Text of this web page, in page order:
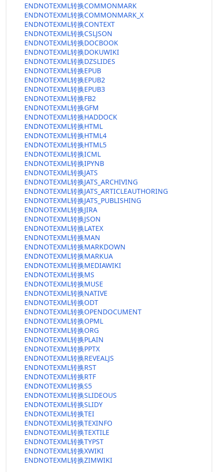
ENDNOTEXML转换COMMONMARK
ENDNOTEXML转换COMMONMARK_X
ENDNOTEXML转换CONTEXT
ENDNOTEXML转换CSLJSON
ENDNOTEXML转换DOCBOOK
ENDNOTEXML转换DOKUWIKI
ENDNOTEXML转换DZSLIDES
ENDNOTEXML转换EPUB
ENDNOTEXML转换EPUB2
ENDNOTEXML转换EPUB3
ENDNOTEXML转换FB2
ENDNOTEXML转换GFM
ENDNOTEXML转换HADDOCK
ENDNOTEXML转换HTML
ENDNOTEXML转换HTML4
ENDNOTEXML转换HTML5
ENDNOTEXML转换ICML
ENDNOTEXML转换IPYNB
ENDNOTEXML转换JATS
ENDNOTEXML转换JATS_ARCHIVING
ENDNOTEXML转换JATS_ARTICLEAUTHORING
ENDNOTEXML转换JATS_PUBLISHING
ENDNOTEXML转换JIRA
ENDNOTEXML转换JSON
ENDNOTEXML转换LATEX
ENDNOTEXML转换MAN
ENDNOTEXML转换MARKDOWN
ENDNOTEXML转换MARKUA
ENDNOTEXML转换MEDIAWIKI
ENDNOTEXML转换MS
ENDNOTEXML转换MUSE
ENDNOTEXML转换NATIVE
ENDNOTEXML转换ODT
ENDNOTEXML转换OPENDOCUMENT
ENDNOTEXML转换OPML
ENDNOTEXML转换ORG
ENDNOTEXML转换PLAIN
ENDNOTEXML转换PPTX
ENDNOTEXML转换REVEALJS
ENDNOTEXML转换RST
ENDNOTEXML转换RTF
ENDNOTEXML转换S5
ENDNOTEXML转换SLIDEOUS
ENDNOTEXML转换SLIDY
ENDNOTEXML转换TEI
ENDNOTEXML转换TEXINFO
ENDNOTEXML转换TEXTILE
ENDNOTEXML转换TYPST
ENDNOTEXML转换XWIKI
ENDNOTEXML转换ZIMWIKI